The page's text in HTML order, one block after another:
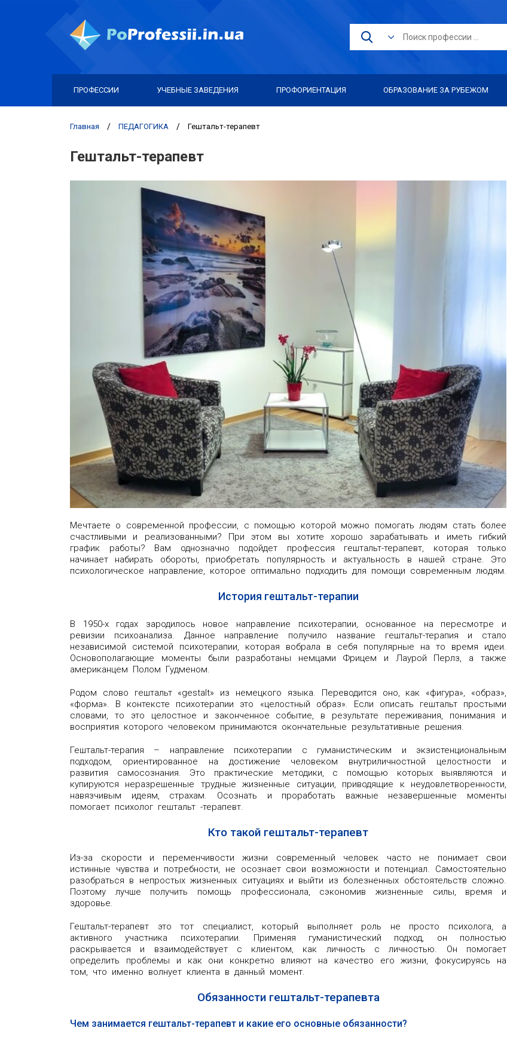
ПРОФЕССИИ УЧЕБНЫЕ ЗАВЕДЕНИЯ ПРОФОРИЕНТАЦИЯ ОБРАЗОВАНИЕ ЗА РУБЕЖОМ
Главная / ПЕДАГОГИКА / Гештальт-терапевт
Гештальт-терапевт
Мечтаете о современной профессии, с помощью которой можно помогать людям стать более
счастливыми и реализованными? При этом вы хотите хорошо зарабатывать и иметь гибкий
график работы? Вам однозначно подойдет профессия гештальт-терапевт, которая только
начинает набирать обороты, приобретать популярность и актуальность в нашей стране. Это
психологическое направление, которое оптимально подходить для помощи современным людям.
История гештальт-терапии
В 1950-х годах зародилось новое направление психотерапии, основанное на пересмотре и
ревизии психоанализа. Данное направление получило название гештальт-терапия и стало
независимой системой психотерапии, которая вобрала в себя популярные на то время идеи.
Основополагающие моменты были разработаны немцами Фрицем и Лаурой Перлз, а также
американцем Полом Гудменом.
Родом слово гештальт «gestalt» из немецкого языка. Переводится оно, как «фигура», «образ»,
«форма». В контексте психотерапии это «целостный образ». Если описать гештальт простыми
словами, то это целостное и законченное событие, в результате переживания, понимания и
восприятия которого человеком принимаются окончательные результативные решения.
Гештальт-терапия – направление психотерапии с гуманистическим и экзистенциональным
подходом, ориентированное на достижение человеком внутриличностной целостности и
развития самосознания. Это практические методики, с помощью которых выявляются и
купируются неразрешенные трудные жизненные ситуации, приводящие к неудовлетворенности,
навязчивым идеям, страхам. Осознать и проработать важные незавершенные моменты
помогает психолог гештальт -терапевт.
Кто такой гештальт-терапевт
Из-за скорости и переменчивости жизни современный человек часто не понимает свои
истинные чувства и потребности, не осознает свои возможности и потенциал. Самостоятельно
разобраться в непростых жизненных ситуациях и выйти из болезненных обстоятельств сложно.
Поэтому лучше получить помощь профессионала, сэкономив жизненные силы, время и
здоровье.
Гештальт-терапевт это тот специалист, который выполняет роль не просто психолога, а
активного участника психотерапии. Применяя гуманистический подход, он полностью
раскрывается и взаимодействует с клиентом, как личность с личностью. Он помогает
определить проблемы и как они конкретно влияют на качество его жизни, фокусируясь на
том, что именно волнует клиента в данный момент.
Обязанности гештальт-терапевта
Чем занимается гештальт-терапевт и какие его основные обязанности?